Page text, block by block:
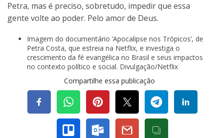
Petra, mas é preciso, sobretudo, impedir que essa
gente volte ao poder. Pelo amor de Deus.
Imagem do documentário ‘Apocalipse nos Trópicos’, de
Petra Costa, que estreia na Netflix, e investiga o
crescimento da fé evangélica no Brasil e seus impactos
no contexto político e social. Divulgação/Netflix
Compartilhe essa publicação